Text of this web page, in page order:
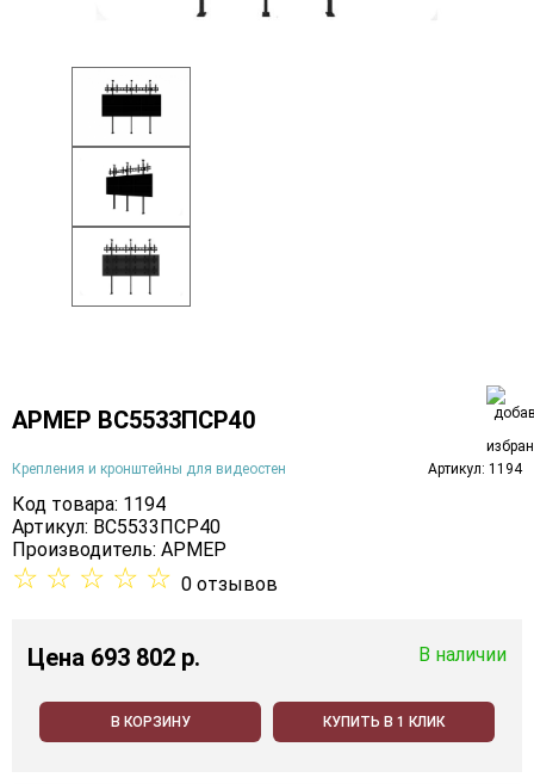
АРМЕР ВС5533ПСР40
Крепления и кронштейны для видеостен Артикул: 1194
Код товара: 1194
Артикул: ВС5533ПСР40
Производитель: АРМЕР
☆ ☆ ☆ ☆ ☆ 0 отзывов
Цена 693 802 p. В наличии
В КОРЗИНУ КУПИТЬ В 1 КЛИК